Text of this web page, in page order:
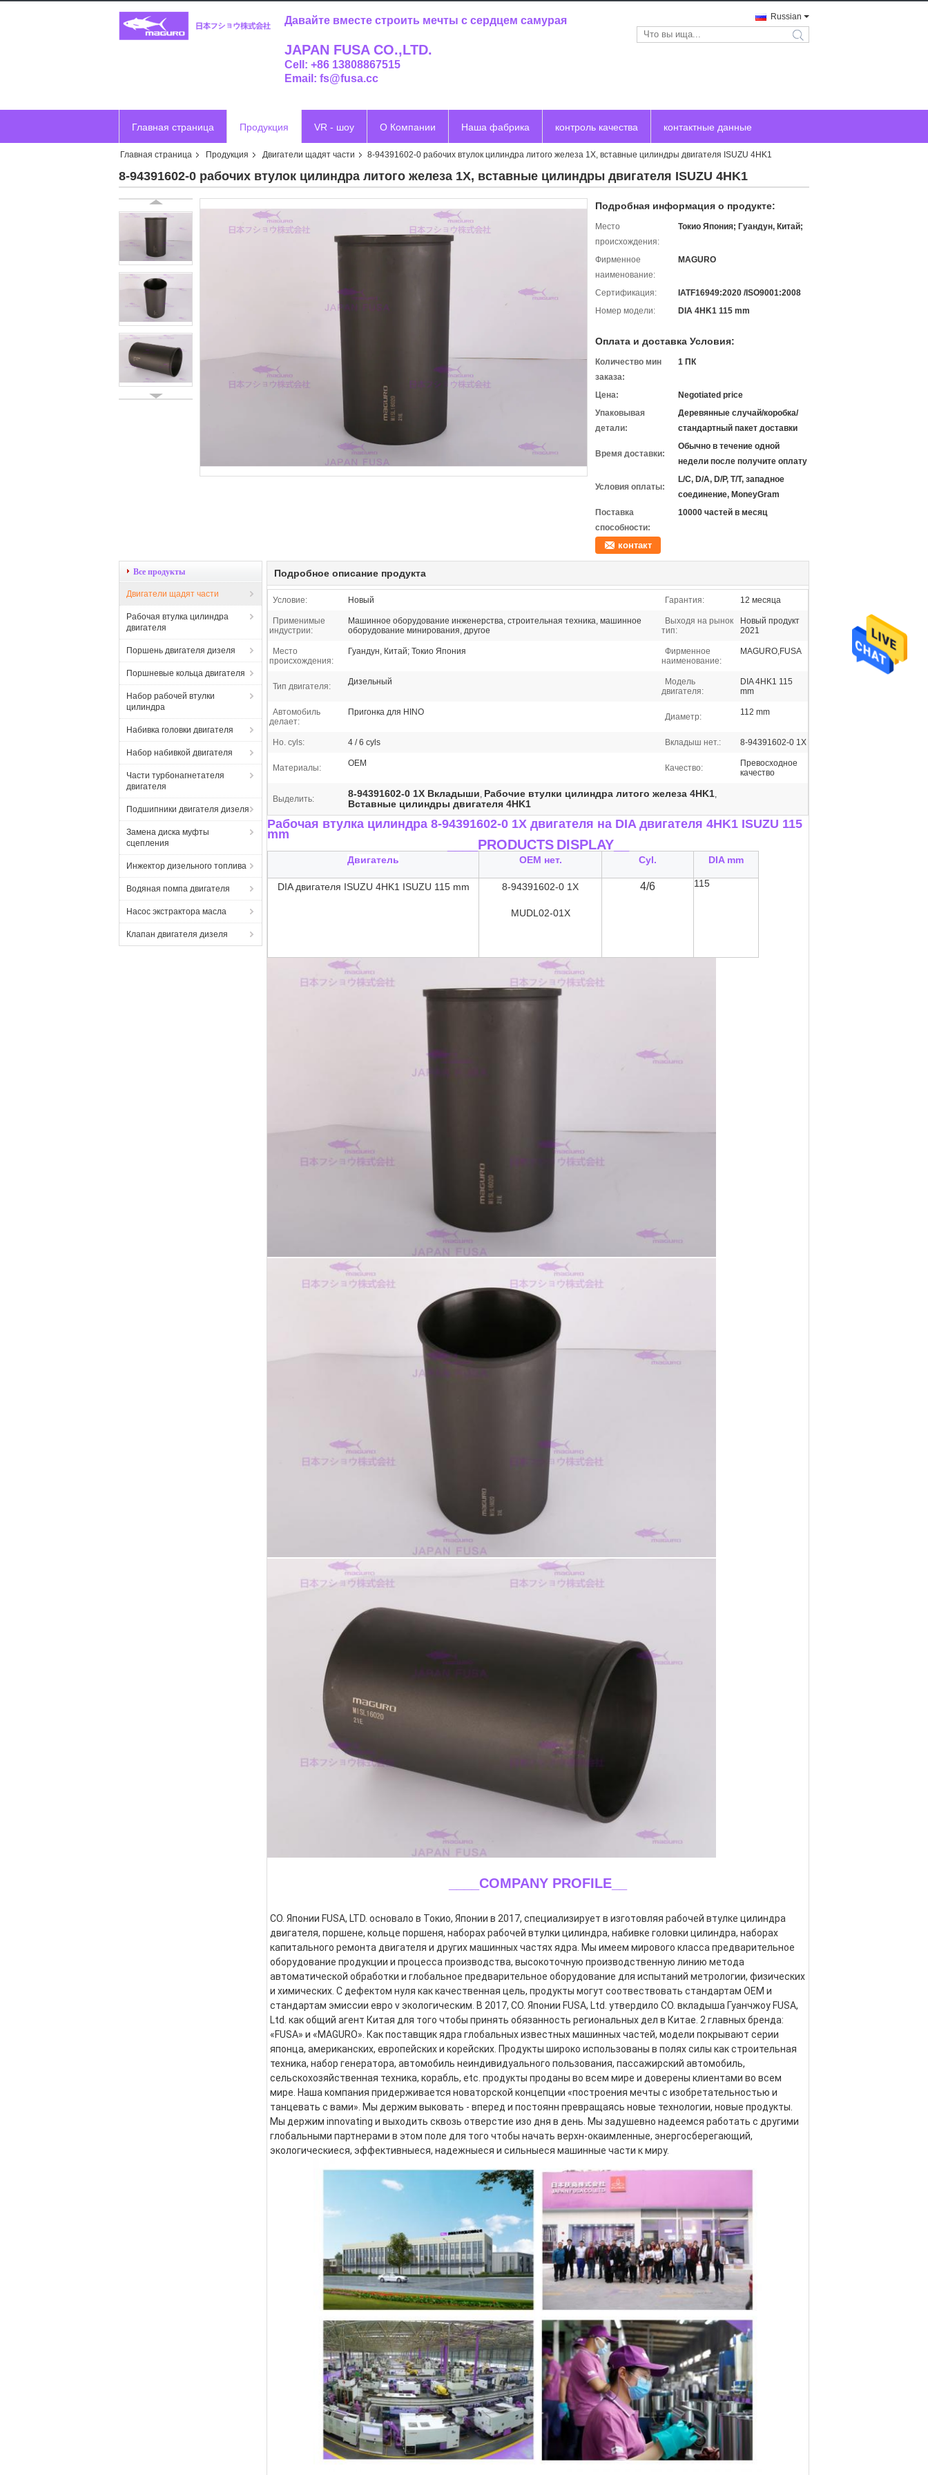
Давайте вместе строить мечты с сердцем самурая
JAPAN FUSA CO.,LTD.
Cell: +86 13808867515
Email: fs@fusa.cc
Russian
search
Главная страница Продукция VR - шоу О Компании Наша фабрика контроль качества контактные данные
Отправить запрос
Главная страница Продукция Двигатели щадят части 8-94391602-0 рабочих втулок цилиндра литого железа 1X, вставные цилиндры двигателя ISUZU 4HK1
8-94391602-0 рабочих втулок цилиндра литого железа 1X, вставные цилиндры двигателя ISUZU 4HK1
Подробная информация о продукте:
Место
происхождения:
Токио Япония; Гуандун, Китай;
Фирменное
наименование:
MAGURO
Сертификация:
IATF16949:2020 /ISO9001:2008
Номер модели:
DIA 4HK1 115 mm
Оплата и доставка Условия:
Количество мин
заказа:
1 ПК
Цена:
Negotiated price
Упаковывая
детали:
Деревянные случай/коробка/
стандартный пакет доставки
Время доставки:
Обычно в течение одной
недели после получите оплату
Условия оплаты:
L/C, D/A, D/P, T/T, западное
соединение, MoneyGram
Поставка
способности:
10000 частей в месяц
контакт
Все продукты
Двигатели щадят части
Рабочая втулка цилиндра
двигателя
Поршень двигателя дизеля
Поршневые кольца двигателя
Набор рабочей втулки
цилиндра
Набивка головки двигателя
Набор набивкой двигателя
Части турбонагнетателя
двигателя
Подшипники двигателя дизеля
Замена диска муфты
сцепления
Инжектор дизельного топлива
Водяная помпа двигателя
Насос экстрактора масла
Клапан двигателя дизеля
Подробное описание продукта
Условие: Новый Гарантия: 12 месяца
Применимые
индустрии:
Машинное оборудование инженерства, строительная техника, машинное
оборудование минирования, другое
Выходя на рынок
тип:
Новый продукт
2021
Место
происхождения:
Гуандун, Китай; Токио Япония
Фирменное
наименование:
MAGURO,FUSA
Тип двигателя: Дизельный
Модель
двигателя:
DIA 4HK1 115
mm
Автомобиль
делает:
Пригонка для HINO Диаметр: 112 mm
Но. cyls: 4 / 6 cyls Вкладыш нет.: 8-94391602-0 1X
Материалы: OEM Качество:
Превосходное
качество
Выделить: 8-94391602-0 1X Вкладыши, Рабочие втулки цилиндра литого железа 4HK1,
Вставные цилиндры двигателя 4HK1
Рабочая втулка цилиндра 8-94391602-0 1X двигателя на DIA двигателя 4HK1 ISUZU 115
mm
____PRODUCTS DISPLAY__
Двигатель OEM нет. Cyl. DIA mm
DIA двигателя ISUZU 4HK1 ISUZU 115 mm 8-94391602-0 1X
MUDL 02-01X
4/6 115
____COMPANY PROFILE__
CO. Японии FUSA, LTD. основало в Токио, Японии в 2017, специализирует в изготовляя рабочей втулке цилиндра
двигателя, поршене, кольце поршеня, наборах рабочей втулки цилиндра, набивке головки цилиндра, наборах
капитального ремонта двигателя и других машинных частях ядра. Мы имеем мирового класса предварительное
оборудование продукции и процесса производства, высокоточную производственную линию метода
автоматической обработки и глобальное предварительное оборудование для испытаний метрологии, физических
и химических. С дефектом нуля как качественная цель, продукты могут соотвествовать стандартам OEM и
стандартам эмиссии евро v экологическим. В 2017, CO. Японии FUSA, Ltd. утвердило CO. вкладыша Гуанчжоу FUSA,
Ltd. как общий агент Китая для того чтобы принять обязанность региональных дел в Китае. 2 главных бренда:
«FUSA» и «MAGURO». Как поставщик ядра глобальных известных машинных частей, модели покрывают серии
японца, американских, европейских и корейских. Продукты широко использованы в полях силы как строительная
техника, набор генератора, автомобиль неиндивидуального пользования, пассажирский автомобиль,
сельскохозяйственная техника, корабль, etc. продукты проданы во всем мире и доверены клиентами во всем
мире. Наша компания придерживается новаторской концепции «построения мечты с изобретательностью и
танцевать с вами». Мы держим выковать - вперед и постоянн превращаясь новые технологии, новые продукты.
Мы держим innovating и выходить сквозь отверстие изо дня в день. Мы задушевно надеемся работать с другими
глобальными партнерами в этом поле для того чтобы начать верхн-окаимленные, энергосберегающий,
экологическиеся, эффективныеся, надежныеся и сильныеся машинные части к миру.